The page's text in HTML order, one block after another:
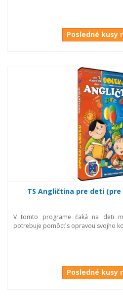
Posledné kusy
TS Angličtina pre deti (pre
V tomto programe čaká na deti
potrebuje pomôcť s opravou svojho
Posledné kusy